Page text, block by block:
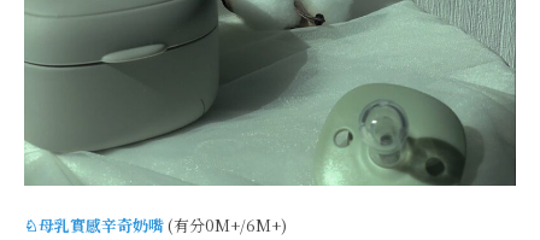
♘母乳實感辛奇奶嘴 (有分0M+/6M+)